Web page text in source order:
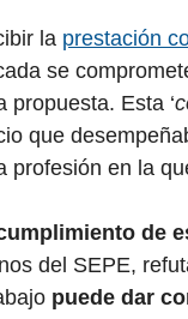
la prestación
se
propuesta. Esta ‘
que
profesión en la
de
del SEPE,
puede dar